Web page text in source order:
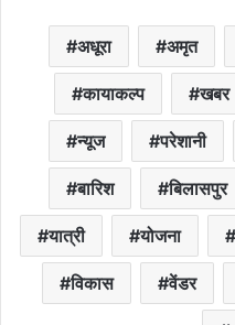
अधूरा अमृत
कायाकल्प खबर
न्यूज परेशानी
बारिश बिलासपुर
यात्री योजना
विकास वेंडर